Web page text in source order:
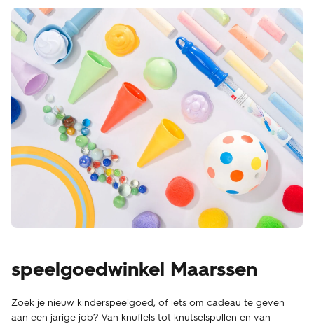
speelgoedwinkel Maarssen
Zoek je nieuw kinderspeelgoed, of iets om cadeau te geven
aan een jarige job? Van knuffels tot knutselspullen en van